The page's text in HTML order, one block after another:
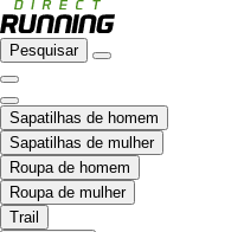
Pesquisar
Sapatilhas de homem
Sapatilhas de mulher
Roupa de homem
Roupa de mulher
Trail